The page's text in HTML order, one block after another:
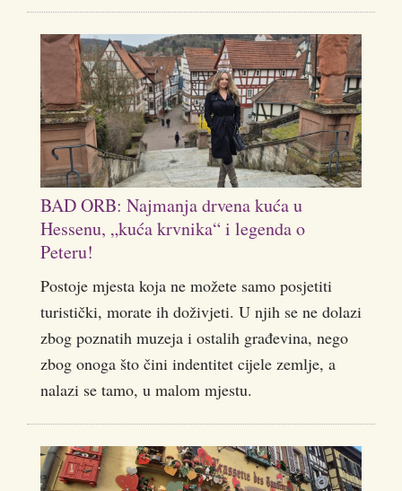
BAD ORB: Najmanja drvena kuća u
Hessenu, „kuća krvnika“ i legenda o
Peteru!
Postoje mjesta koja ne možete samo posjetiti
turistički, morate ih doživjeti. U njih se ne dolazi
zbog poznatih muzeja i ostalih građevina, nego
zbog onoga što čini indentitet cijele zemlje, a
nalazi se tamo, u malom mjestu.